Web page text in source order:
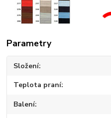
Parametry
Složení
Teplota praní
Balení